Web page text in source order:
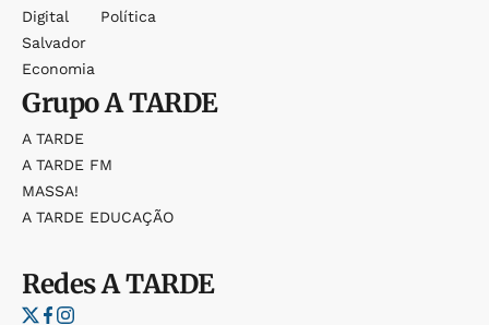
Digital
Salvador
Economia
Política
GrupoA TARDE
A TARDE
A TARDE FM
MASSA!
A TARDE EDUCAÇÃO
RedesA TARDE